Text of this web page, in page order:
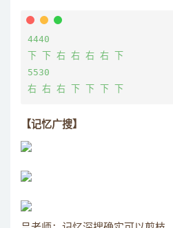
4440
下 下 右 右 右 右 下
5530
右 右 右 下 下 下 下
【记忆广搜】